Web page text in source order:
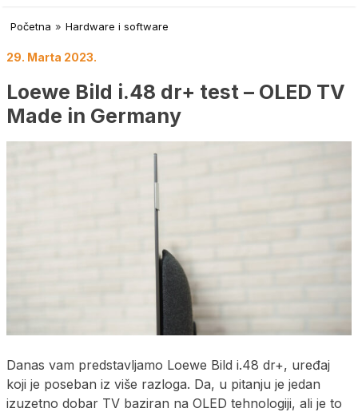
Početna » Hardware i software
29. Marta 2023.
Loewe Bild i.48 dr+ test – OLED TV
Made in Germany
Danas vam predstavljamo Loewe Bild i.48 dr+, uređaj
koji je poseban iz više razloga. Da, u pitanju je jedan
izuzetno dobar TV baziran na OLED tehnologiji, ali je to